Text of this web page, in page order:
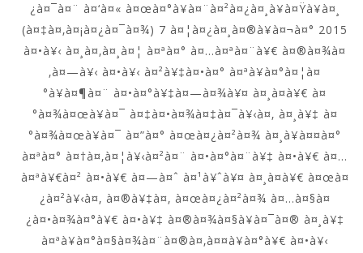
¿à¤¯à¤¨ à¤‘à¤« à¤œà¤°à¥à¤¨à¤²à¤¿à¤¸à¥à¤Ÿà¥à¤¸
(à¤‡à¤‚à¤¡à¤¿à¤¯à¤¾) 7 à¤¦à¤¿à¤¸à¤®à¥à¤¬à¤° 2015
à¤•à¥‹ à¤¸à¤‚à¤¸à¤¦ à¤ªà¤° à¤…à¤ªà¤¨à¥€ à¤®à¤¾à¤
‚à¤—à¥‹ à¤•à¥‹ à¤²à¥‡à¤•à¤° à¤ªà¥à¤°à¤¦à¤
°à¥à¤¶à¤¨ à¤•à¤°à¥‡à¤—à¤¾à¥¤ à¤¸à¤­à¥€ à¤
°à¤¾à¤œà¥à¤¯ à¤‡à¤•à¤¾à¤‡à¤¯à¥‹à¤‚ à¤¸à¥‡ à¤
°à¤¾à¤œà¥à¤¯ à¤”à¤° à¤œà¤¿à¤²à¤¾ à¤¸à¥à¤¤à¤°
à¤ªà¤° à¤†à¤‚à¤¦à¥‹à¤²à¤¨ à¤•à¤°à¤¨à¥‡ à¤•à¥€ à¤…
à¤ªà¥€à¤² à¤•à¥€ à¤—à¤ˆ à¤¹à¥ˆà¥¤ à¤¸à¤­à¥€ à¤œà¤
¿à¤²à¥‹à¤‚ à¤®à¥‡à¤‚ à¤œà¤¿à¤²à¤¾ à¤…à¤§à¤
¿à¤•à¤¾à¤°à¥€ à¤•à¥‡ à¤®à¤¾à¤§à¥à¤¯à¤® à¤¸à¥‡
à¤ªà¥à¤°à¤§à¤¾à¤¨à¤®à¤‚à¤¤à¥à¤°à¥€ à¤•à¥‹